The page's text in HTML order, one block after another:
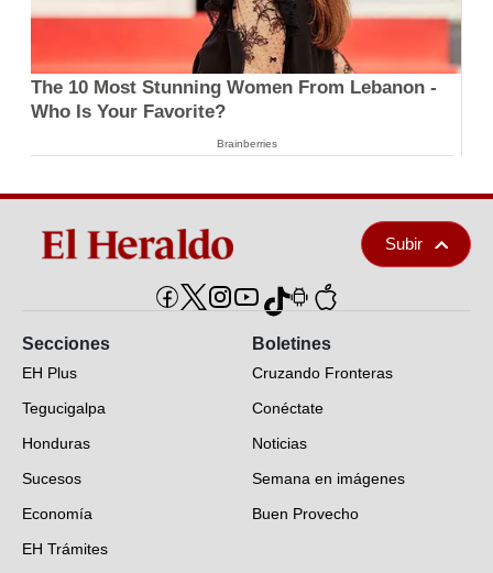
The 10 Most Stunning Women From Lebanon -
Who Is Your Favorite?
Brainberries
Subir
Secciones
EH Plus
Tegucigalpa
Honduras
Sucesos
Economía
EH Trámites
Boletines
Cruzando Fronteras
Conéctate
Noticias
Semana en imágenes
Buen Provecho